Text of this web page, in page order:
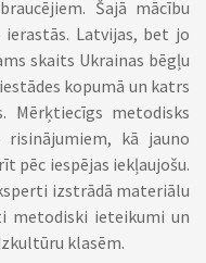
Šajā mācību
Latvijas, bet jo
skaits Ukrainas bēgļu
kopumā un katrs
Mērķtiecīgs metodisks
kā jauno
pēc iespējas iekļaujošu.
izstrādā materiālu
metodiski ieteikumi un
klasēm.